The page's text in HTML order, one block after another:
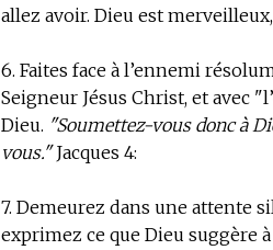
allez avoir. Dieu est
6. Faites face à l’ennemi
Seigneur Jésus Christ, et avec
Dieu. "Soumettez-vous donc à
vous." Jacques 4:
7. Demeurez dans une attente
exprimez ce que Dieu suggère